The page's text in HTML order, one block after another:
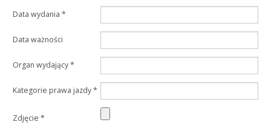
Data wydania *
Data ważności
Organ wydający*
Kategorie prawa jazdy*
Zdjęcie *